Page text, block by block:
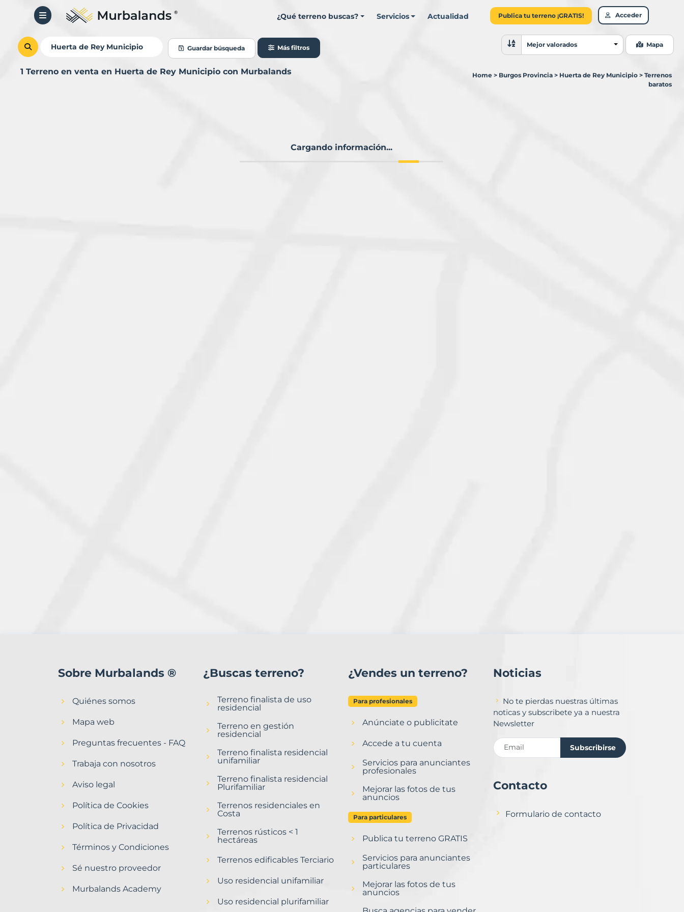
¿Qué terreno buscas? Servicios Actualidad Publica tu terreno ¡GRATIS! Acceder
Guardar búsqueda Más filtros
Ordenar resultados
Mejor valorados Mapa
1 Terreno en venta en Huerta de Rey Municipio con Murbalands Home > Burgos Provincia > Huerta de Rey Municipio > Terrenos
baratos
Cargando información...
Murbalands
Sobre Murbalands ®
Quiénes somos
Mapa web
Preguntas frecuentes - FAQ
Trabaja con nosotros
Aviso legal
Política de Cookies
Política de Privacidad
Términos y Condiciones
Sé nuestro proveedor
Murbalands Academy
¿Buscas terreno?
Terreno finalista de uso
residencial
Terreno en gestión
residencial
Terreno finalista residencial
unifamiliar
Terreno finalista residencial
Plurifamiliar
Terrenos residenciales en
Costa
Terrenos rústicos < 1
hectáreas
Terrenos edificables Terciario
Uso residencial unifamiliar
Uso residencial plurifamiliar
¿Vendes un terreno?
Para profesionales
Anúnciate o publicitate
Accede a tu cuenta
Servicios para anunciantes
profesionales
Mejorar las fotos de tus
anuncios
Para particulares
Publica tu terreno GRATIS
Servicios para anunciantes
particulares
Mejorar las fotos de tus
anuncios
Noticias
No te pierdas nuestras últimas
noticas y subscribete ya a nuestra
Newsletter
Subscribirse
Contacto
Formulario de contacto